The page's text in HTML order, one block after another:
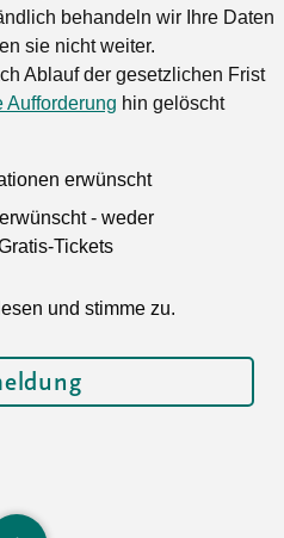
behandeln wir Ihre Daten
sie nicht weiter.
Ablauf der gesetzlichen Frist
Aufforderung hin gelöscht
erwünscht
- weder
Tickets
und stimme zu.